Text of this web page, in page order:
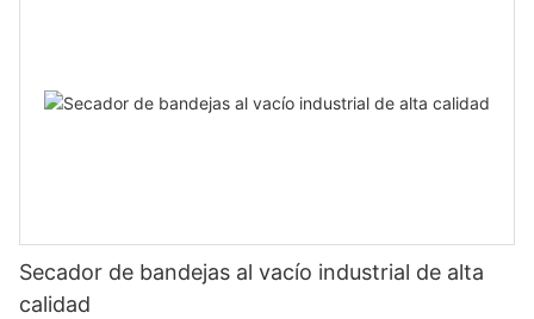
Secador de bandejas al vacío industrial de alta
calidad